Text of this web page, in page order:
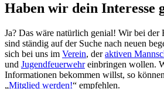
Haben wir dein Interesse
Ja? Das wäre natürlich genial! Wir bei der
sind ständig auf der Suche nach neuen
sich bei uns im Verein, deraktiven
und Jugendfeuerwehreinbringen wollen.
Informationen bekommen willst, so
„Mitglied werden!“ empfehlen.